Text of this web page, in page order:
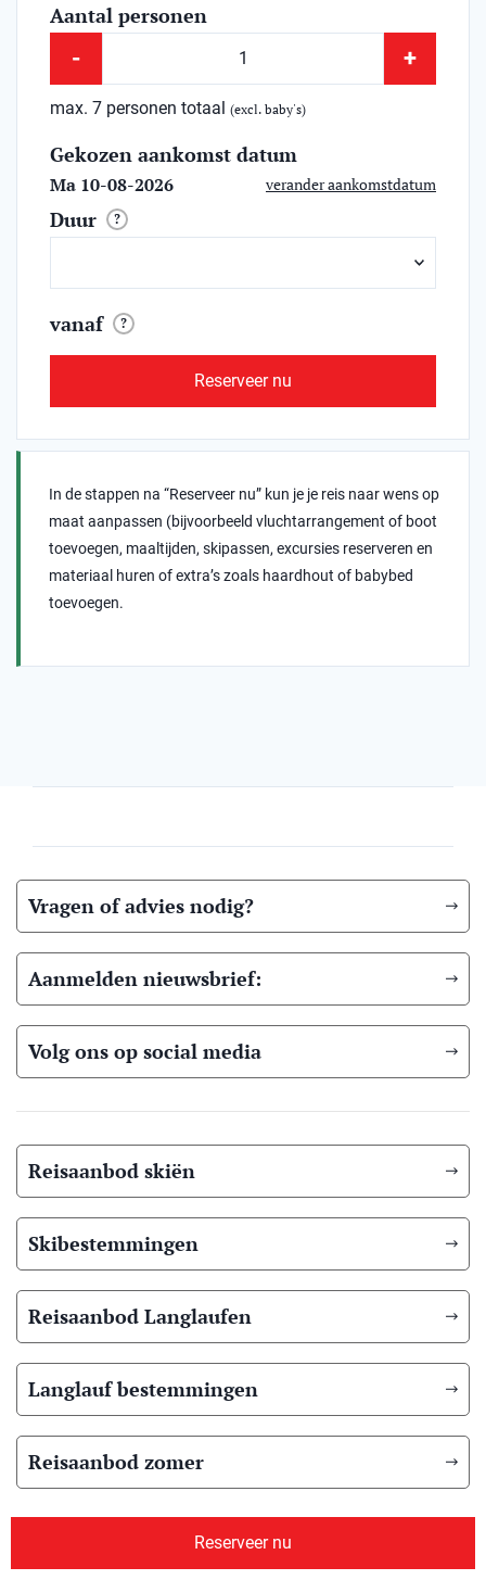
Aantal personen
- +
max. 7 personen totaal (excl. baby's)
Gekozen aankomst datum
Ma 10-08-2026 verander aankomstdatum
Duur ?
vanaf ?
Reserveer nu
In de stappen na “Reserveer nu” kun je je reis naar wens op
maat aanpassen (bijvoorbeeld vluchtarrangement of boot
toevoegen, maaltijden, skipassen, excursies reserveren en
materiaal huren of extra’s zoals haardhout of babybed
toevoegen.
Reserveer nu
Vragen of advies nodig?
Aanmelden nieuwsbrief:
Volg ons op social media
Reisaanbod skiën
Skibestemmingen
Reisaanbod Langlaufen
Langlauf bestemmingen
Reisaanbod zomer
Overig reisaanbod